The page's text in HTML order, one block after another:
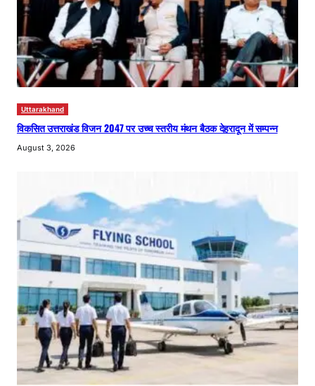
Uttarakhand
विकसित उत्तराखंड विजन 2047 पर उच्च स्तरीय मंथन बैठक देहरादून में सम्पन्न
August 3, 2026